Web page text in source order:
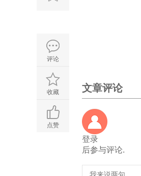
评论
收藏
点赞
文章评论
登录
后参与评论.